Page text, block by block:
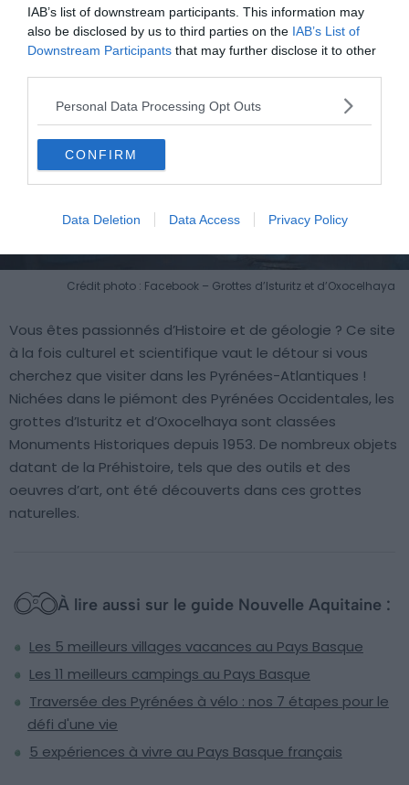
IAB’s list of downstream participants. This information may
also be disclosed by us to third parties on the IAB’s List of
Downstream Participants that may further disclose it to other
Personal Data Processing Opt Outs
CONFIRM
Data Deletion Data Access Privacy Policy
Crédit photo : Facebook – Grottes d’Isturitz et d’Oxocelhaya
Vous êtes passionnés d’Histoire et de géologie ? Ce site
à la fois culturel et scientifique vaut le détour si vous
cherchez que visiter dans les Pyrénées-Atlantiques !
Nichées dans le piémont des Pyrénées Occidentales, les
grottes d’Isturitz et d’Oxocelhaya sont classées
Monuments Historiques depuis 1953. De nombreux objets
datant de la Préhistoire, tels que des outils et des
oeuvres d’art, ont été découverts dans ces grottes
naturelles.
À lire aussi sur le guide Nouvelle Aquitaine :
Les 5 meilleurs villages vacances au Pays Basque
Les 11 meilleurs campings au Pays Basque
Traversée des Pyrénées à vélo : nos 7 étapes pour le
défi d'une vie
5 expériences à vivre au Pays Basque français